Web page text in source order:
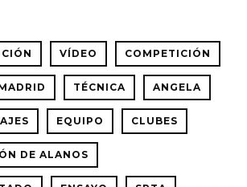
VÍDEO COMPETICIÓN
TÉCNICA ANGELA
EQUIPO CLUBES
DE ALANOS